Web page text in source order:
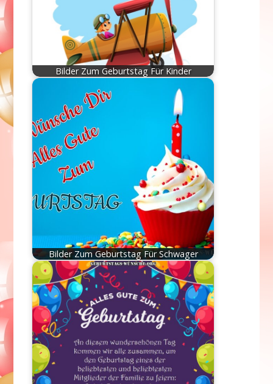
Bilder Zum Geburtstag Für Kinder
Bilder Zum Geburtstag Für Schwager